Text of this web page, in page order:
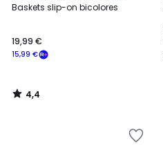
Baskets slip-on bicolores
15,99 €
19,99 €
/ 5
4,4
/